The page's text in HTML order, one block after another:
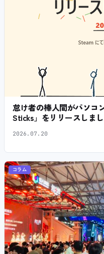
怠け者の棒人間がパソコ
Sticks」をリリースしまし
2026.07.20
コラム